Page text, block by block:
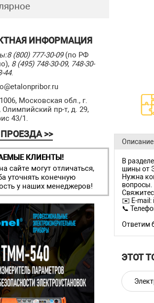
ИНФОРМАЦИЯ
8 (800) 777-30-09(по РФ
8 (495) 748-30-09, 748-30-
44.
Московская обл., г.
пр-т, д. 29,
43/1.
>>
КЛИЕНТЫ!
сайте могут отличаться,
уточнять конечную
у наших менеджеров!
Описание
В
шины от
Нужна
вопросы.
✉️ E-mail:
📞
Ответим
ЭТОТ